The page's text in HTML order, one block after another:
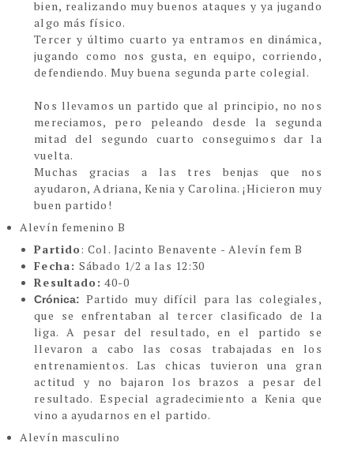
bien, realizando muy buenos ataques y ya jugando
algo más físico.
Tercer y último cuarto ya entramos en dinámica,
jugando como nos gusta, en equipo, corriendo,
defendiendo. Muy buena segunda parte colegial.
Nos llevamos un partido que al principio, no nos
mereciamos, pero peleando desde la segunda
mitad del segundo cuarto conseguimos dar la
vuelta.
Muchas gracias a las tres benjas que nos
ayudaron, Adriana, Kenia y Carolina. ¡Hicieron muy
buen partido!
Alevín femenino B
Partido: Col. Jacinto Benavente - Alevín fem B
Fecha:Sábado 1/2 a las 12:30
Resultado: 40-0
Crónica: Partido muy difícil para las colegiales,
que se enfrentaban al tercer clasificado de la
liga. A pesar del resultado, en el partido se
llevaron a cabo las cosas trabajadas en los
entrenamientos. Las chicas tuvieron una gran
actitud y no bajaron los brazos a pesar del
resultado. Especial agradecimiento a Kenia que
vino a ayudarnos en el partido.
Alevín masculino